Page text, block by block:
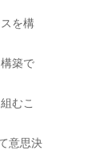
を構
築で
むこ
意思決